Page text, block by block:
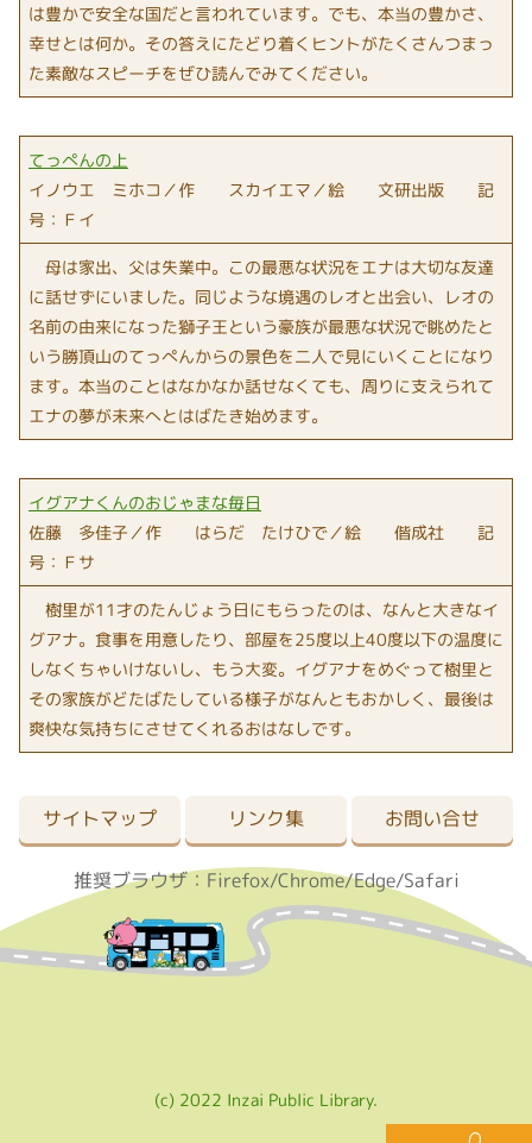
は豊かで安全な国だと言われています。でも、本当の豊かさ、
幸せとは何か。その答えにたどり着くヒントがたくさんつまっ
た素敵なスピーチをぜひ読んでみてください。
てっぺんの上
イノウエ ミホコ／作 スカイエマ／絵 文研出版 記
号：Ｆイ
母は家出、父は失業中。この最悪な状況をエナは大切な友達
に話せずにいました。同じような境遇のレオと出会い、レオの
名前の由来になった獅子王という豪族が最悪な状況で眺めたと
いう勝頂山のてっぺんからの景色を二人で見にいくことになり
ます。本当のことはなかなか話せなくても、周りに支えられて
エナの夢が未来へとはばたき始めます。
イグアナくんのおじゃまな毎日
佐藤 多佳子／作 はらだ たけひで／絵 偕成社 記
号：Ｆサ
樹里が11才のたんじょう日にもらったのは、なんと大きなイ
グアナ。食事を用意したり、部屋を25度以上40度以下の温度に
しなくちゃいけないし、もう大変。イグアナをめぐって樹里と
その家族がどたばたしている様子がなんともおかしく、最後は
爽快な気持ちにさせてくれるおはなしです。
サイトマップ リンク集 お問い合せ
推奨ブラウザ：Firefox/Chrome/Edge/Safari
(c) 2022 Inzai Public Library.